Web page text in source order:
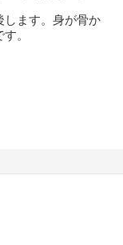
します。身が骨か
。